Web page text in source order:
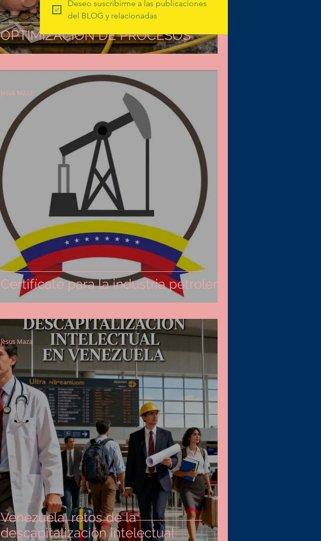
OPTIMIZACIÓN DE PROCESOS
Certifícate para la industria petrolera
Jesus Maza
Venezuela, retos de la
descapitalización intelectual
Jesus Maza
Deseo suscribirme a las publicaciones
del BLOG y relacionadas